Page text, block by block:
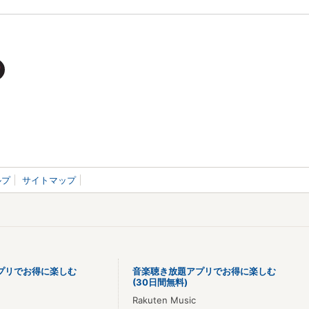
サイトマップ
リでお得に楽しむ
音楽聴き放題アプリでお得に楽しむ
(30日間無料)
Rakuten Music